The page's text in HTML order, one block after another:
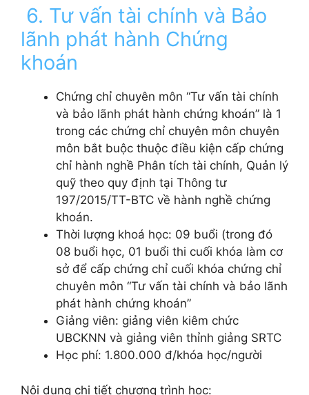
6. Tư vấn tài chính và Bảo
lãnh phát hành Chứng
khoán
Chứng chỉ chuyên môn “Tư vấn tài chính
và bảo lãnh phát hành chứng khoán” là 1
trong các chứng chỉ chuyên môn chuyên
môn bắt buộc thuộc điều kiện cấp chứng
chỉ hành nghề Phân tích tài chính, Quản lý
quỹ theo quy định tại Thông tư
197/2015/TT-BTC về hành nghề chứng
khoán.
Thời lượng khoá học: 09 buổi (trong đó
08 buổi học, 01 buổi thi cuối khóa làm cơ
sở để cấp chứng chỉ cuối khóa chứng chỉ
chuyên môn “Tư vấn tài chính và bảo lãnh
phát hành chứng khoán”
Giảng viên: giảng viên kiêm chức
UBCKNN và giảng viên thỉnh giảng SRTC
Học phí: 1.800.000 đ/khóa học/người
Nội dung chi tiết chương trình học: